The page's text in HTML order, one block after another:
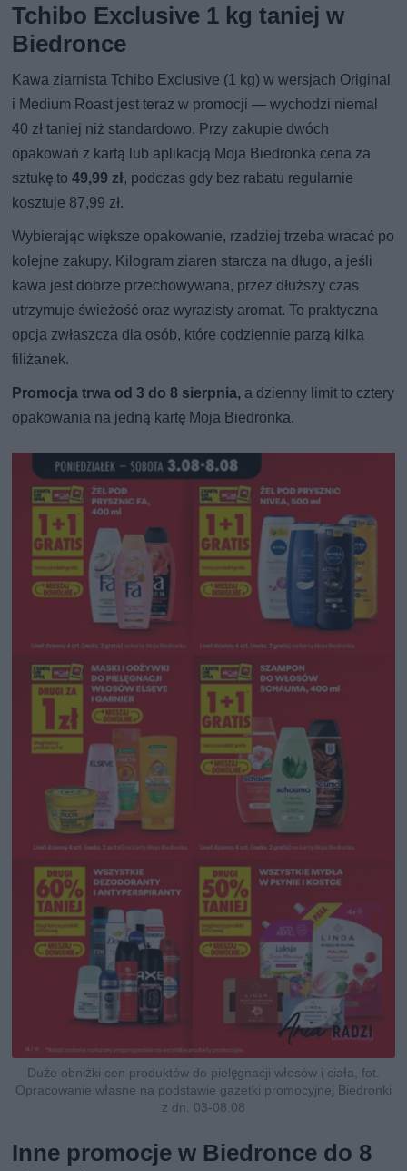
Tchibo Exclusive 1 kg taniej w
Biedronce
Kawa ziarnista Tchibo Exclusive (1 kg) w wersjach Original
i Medium Roast jest teraz w promocji — wychodzi niemal
40 zł taniej niż standardowo. Przy zakupie dwóch
opakowań z kartą lub aplikacją Moja Biedronka cena za
sztukę to49,99 zł, podczas gdy bez rabatu regularnie
kosztuje 87,99 zł.
Wybierając większe opakowanie, rzadziej trzeba wracać po
kolejne zakupy. Kilogram ziaren starcza na długo, a jeśli
kawa jest dobrze przechowywana, przez dłuższy czas
utrzymuje świeżość oraz wyrazisty aromat. To praktyczna
opcja zwłaszcza dla osób, które codziennie parzą kilka
filiżanek.
Promocja trwa od 3 do 8 sierpnia, a dzienny limit to cztery
opakowania na jedną kartę Moja Biedronka.
Duże obniżki cen produktów do pielęgnacji włosów i ciała, fot.
Opracowanie własne na podstawie gazetki promocyjnej Biedronki
z dn. 03-08.08
Inne promocje w Biedronce do 8